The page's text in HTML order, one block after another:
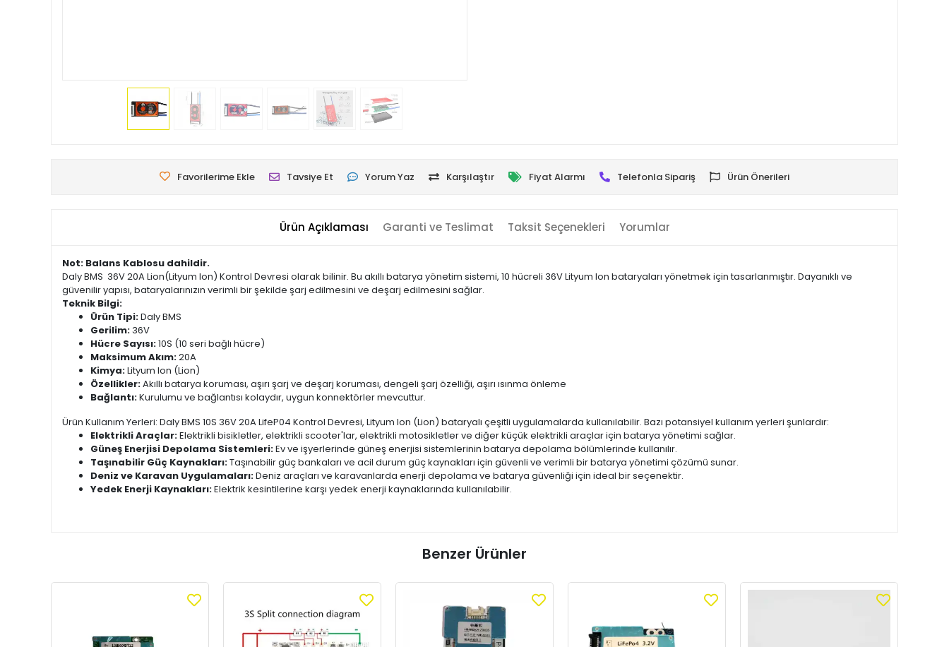
Favorilerime Ekle Tavsiye Et Yorum Yaz Karşılaştır Fiyat Alarmı Telefonla Sipariş Ürün Önerileri
Ürün Açıklaması Garanti ve Teslimat Taksit Seçenekleri Yorumlar
Not: Balans Kablosu dahildir.
Daly BMS 36V 20A Lion(Lityum Ion) Kontrol Devresi olarak bilinir. Bu akıllı batarya yönetim sistemi, 10 hücreli 36V Lityum Ion bataryaları yönetmek için tasarlanmıştır. Dayanıklı ve
güvenilir yapısı, bataryalarınızın verimli bir şekilde şarj edilmesini ve deşarj edilmesini sağlar.
Teknik Bilgi:
Ürün Tipi:Daly BMS
Gerilim:36V
Hücre Sayısı:10S (10 seri bağlı hücre)
Maksimum Akım:20A
Kimya:Lityum Ion (Lion)
Özellikler:Akıllı batarya koruması, aşırı şarj ve deşarj koruması, dengeli şarj özelliği, aşırı ısınma önleme
Bağlantı:Kurulumu ve bağlantısı kolaydır, uygun konnektörler mevcuttur.
Ürün Kullanım Yerleri: Daly BMS 10S 36V 20A LifeP04 Kontrol Devresi, Lityum Ion (Lion) bataryalı çeşitli uygulamalarda kullanılabilir. Bazı potansiyel kullanım yerleri şunlardır:
Elektrikli Araçlar:Elektrikli bisikletler, elektrikli scooter'lar, elektrikli motosikletler ve diğer küçük elektrikli araçlar için batarya yönetimi sağlar.
Güneş Enerjisi Depolama Sistemleri:Ev ve işyerlerinde güneş enerjisi sistemlerinin batarya depolama bölümlerinde kullanılır.
Taşınabilir Güç Kaynakları:Taşınabilir güç bankaları ve acil durum güç kaynakları için güvenli ve verimli bir batarya yönetimi çözümü sunar.
Deniz ve Karavan Uygulamaları:Deniz araçları ve karavanlarda enerji depolama ve batarya güvenliği için ideal bir seçenektir.
Yedek Enerji Kaynakları:Elektrik kesintilerine karşı yedek enerji kaynaklarında kullanılabilir.
Benzer Ürünler